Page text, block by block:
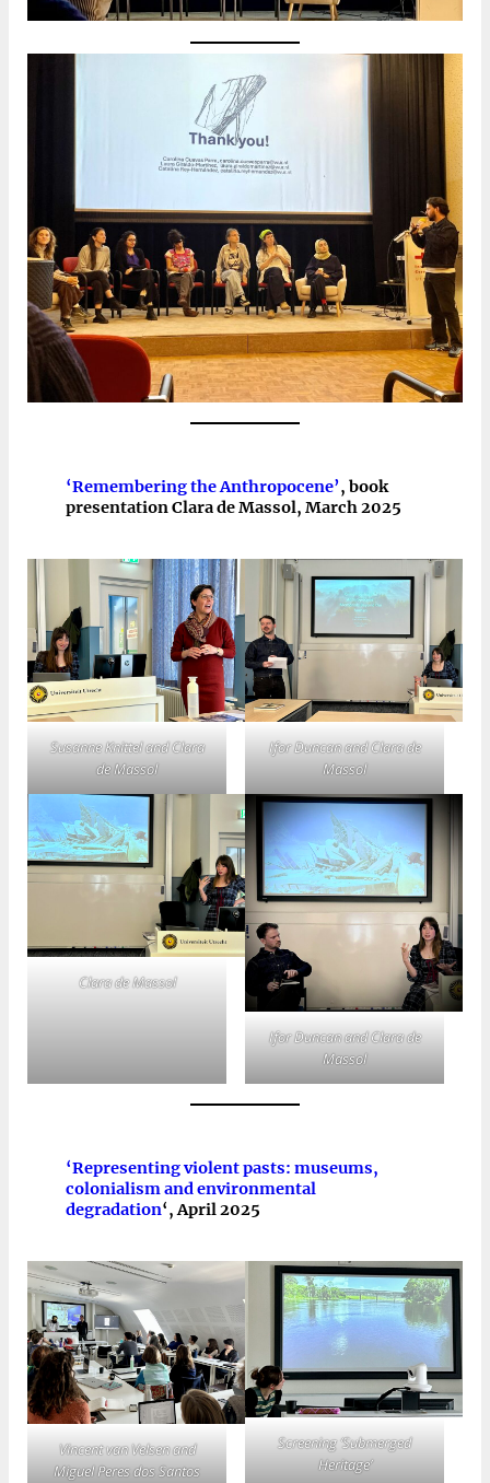
‘Remembering the Anthropocene’, book
presentation Clara de Massol, March 2025
Susanne Knittel and Clara
de Massol
Ifor Duncan and Clara de
Massol
Clara de Massol
Ifor Duncan and Clara de
Massol
‘Representing violent pasts: museums,
colonialism and environmental
degradation‘, April 2025
Vincent van Velsen and
Miguel Peres dos Santos
Screening ‘Submerged
Heritage’